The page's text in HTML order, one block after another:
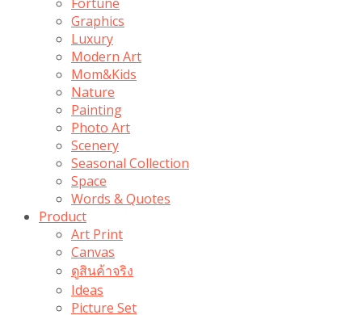
Graphics
Luxury
Modern Art
Mom&Kids
Nature
Painting
Photo Art
Scenery
Seasonal Collection
Space
Words & Quotes
Product
Art Print
Canvas
ดูสินค้าจริง
Ideas
Picture Set